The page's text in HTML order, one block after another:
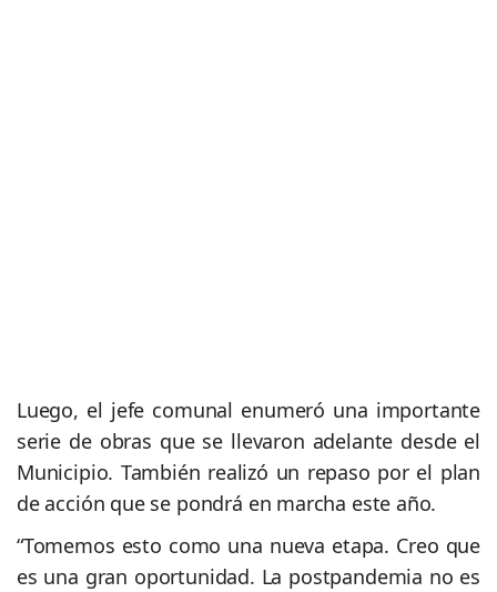
Luego, el jefe comunal enumeró una importante
serie de obras que se llevaron adelante desde el
Municipio. También realizó un repaso por el plan
de acción que se pondrá en marcha este año.
“Tomemos esto como una nueva etapa. Creo que
es una gran oportunidad. La postpandemia no es